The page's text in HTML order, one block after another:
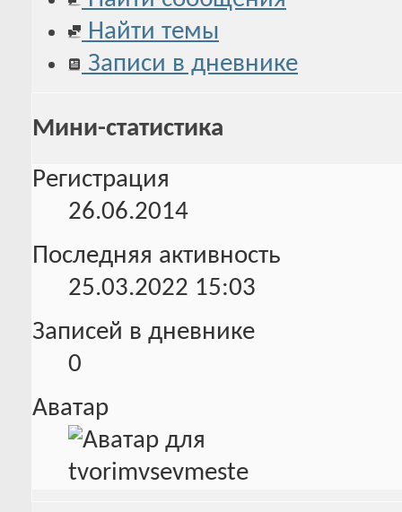
Найти темы
Записи в дневнике
Мини-статистика
Регистрация
26.06.2014
Последняя активность
25.03.2022 15:03
Записей в дневнике
0
Аватар